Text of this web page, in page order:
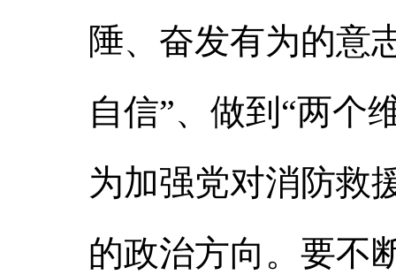
陲、奋发有为的意
自信”、做到“两个
为加强党对消防救
的政治方向。要不